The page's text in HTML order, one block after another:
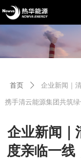
首页 ꄲ 企业新闻｜
携手清云能源集团共筑
企业新闻｜
度亲临一线